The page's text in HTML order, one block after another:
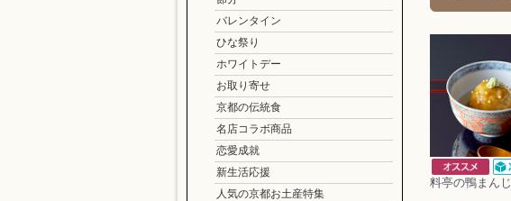
バレンタイン
ひな祭り
ホワイトデー
お取り寄せ
京都の伝統食
名店コラボ商品
恋愛成就
新生活応援
人気の京都お土産特集
料亭の鴨まん